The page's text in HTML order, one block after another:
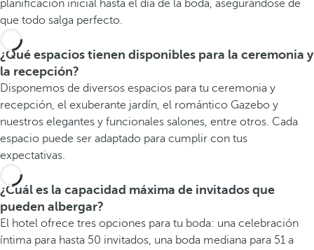
planificación inicial hasta el día de la boda, asegurándose de
que todo salga perfecto.
¿Qué espacios tienen disponibles para la ceremonia y
la recepción?
Disponemos de diversos espacios para tu ceremonia y
recepción, el exuberante jardín, el romántico Gazebo y
nuestros elegantes y funcionales salones, entre otros. Cada
espacio puede ser adaptado para cumplir con tus
expectativas.
¿Cuál es la capacidad máxima de invitados que
pueden albergar?
El hotel ofrece tres opciones para tu boda: una celebración
íntima para hasta 50 invitados, una boda mediana para 51 a